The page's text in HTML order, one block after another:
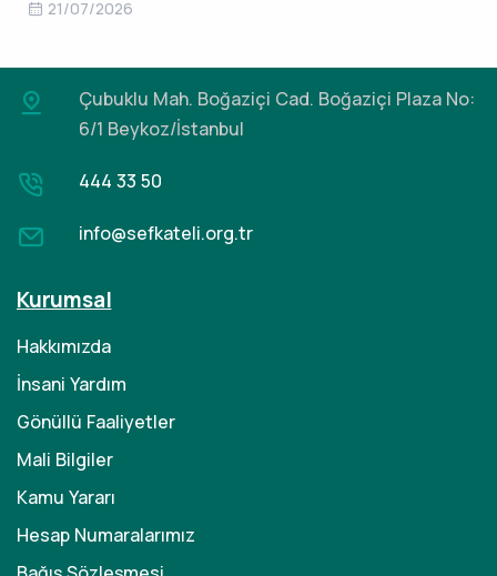
21/07/2026
Çubuklu Mah. Boğaziçi Cad. Boğaziçi Plaza No:
6/1 Beykoz/İstanbul
444 33 50
info@sefkateli.org.tr
Kurumsal
Hakkımızda
İnsani Yardım
Gönüllü Faaliyetler
Mali Bilgiler
Kamu Yararı
Hesap Numaralarımız